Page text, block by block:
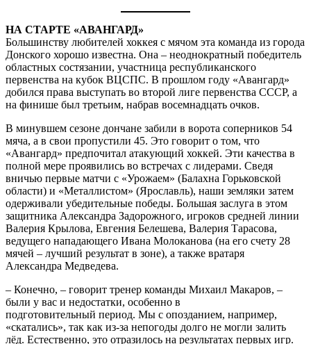
НА СТАРТЕ «АВАНГАРД»
Большинству любителей хоккея с мячом эта команда из города
Донского хорошо известна. Она – неоднократный победитель
областных состязании, участница республиканского
первенства на кубок ВЦСПС. В прошлом году «Авангард»
добился права выступать во второй лиге первенства СССР, а
на финише был третьим, набрав восемнадцать очков.
В минувшем сезоне дончане забили в ворота соперников 54
мяча, а в свои пропустили 45. Это говорит о том, что
«Авангард» предпочитал атакующий хоккей. Эти качества в
полной мере проявились во встречах с лидерами. Сведя
вничью первые матчи с «Урожаем» (Балахна Горьковской
области) и «Металлистом» (Ярославль), наши земляки затем
одерживали убедительные победы. Большая заслуга в этом
защитника Александра Задорожного, игроков средней линии
Валерия Крылова, Евгения Белешева, Валерия Тарасова,
ведущего нападающего Ивана Молоканова (на его счету 28
мячей – лучший результат в зоне), а также вратаря
Александра Медведева.
– Конечно, – говорит тренер команды Михаил Макаров, –
были у вас и недостатки, особенно в
подготовительный период. Мы с опозданием, например,
«скатались», так как из-за непогоды долго не могли залить
лёд. Естественно, это отразилось на результатах первых игр.